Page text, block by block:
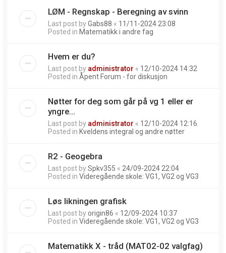
LØM - Regnskap - Beregning av svinn
Last post byGabs88 « 11/11-2024 23:08
Posted in Matematikk i andre fag
Hvem er du?
Last post by administrator « 12/10-2024 14:32
Posted in Åpent Forum - for diskusjon
Nøtter for deg som går på vg 1 eller er
yngre...
Last post by administrator « 12/10-2024 12:16
Posted in Kveldens integral og andre nøtter
R2 - Geogebra
Last post bySpkv355 « 24/09-2024 22:04
Posted in Videregående skole: VG1, VG2 og VG3
Løs likningen grafisk
Last post byorigin86 « 12/09-2024 10:37
Posted in Videregående skole: VG1, VG2 og VG3
Matematikk X - tråd (MAT02-02 valgfag)